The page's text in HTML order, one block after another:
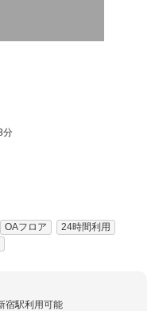
分
OAフロア
24時間利用
宿駅利用可能